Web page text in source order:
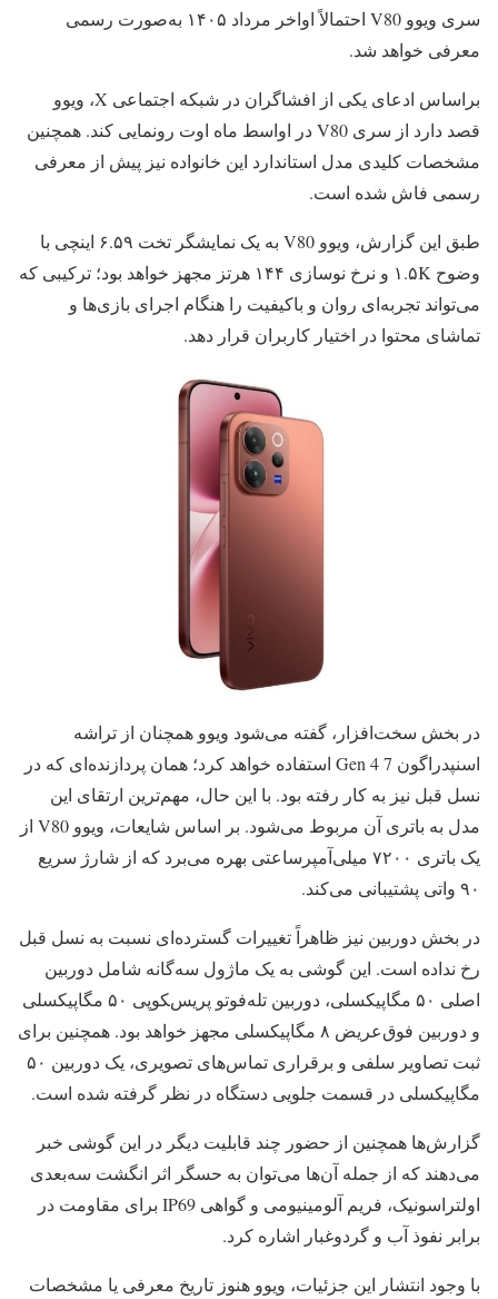
سری ویوو V80 احتمالاً اواخر مرداد ۱۴۰۵ به‌صورت رسمی
معرفی خواهد شد.
براساس ادعای یکی از افشاگران در شبکه اجتماعی X، ویوو
قصد دارد از سری V80 در اواسط ماه اوت رونمایی کند. همچنین
مشخصات کلیدی مدل استاندارد این خانواده نیز پیش از معرفی
رسمی فاش شده است.
طبق این گزارش، ویوو V80 به یک نمایشگر تخت ۶.۵۹ اینچی با
وضوح ۱.۵K و نرخ نوسازی ۱۴۴ هرتز مجهز خواهد بود؛ ترکیبی که
می‌تواند تجربه‌ای روان و باکیفیت را هنگام اجرای بازی‌ها و
تماشای محتوا در اختیار کاربران قرار دهد.
در بخش سخت‌افزار، گفته می‌شود ویوو همچنان از تراشه
اسنپدراگون 7 Gen 4 استفاده خواهد کرد؛ همان پردازنده‌ای که در
نسل قبل نیز به کار رفته بود. با این حال، مهم‌ترین ارتقای این
مدل به باتری آن مربوط می‌شود. بر اساس شایعات، ویوو V80 از
یک باتری ۷۲۰۰ میلی‌آمپرساعتی بهره می‌برد که از شارژ سریع
۹۰ واتی پشتیبانی می‌کند.
در بخش دوربین نیز ظاهراً تغییرات گسترده‌ای نسبت به نسل قبل
رخ نداده است. این گوشی به یک ماژول سه‌گانه شامل دوربین
اصلی ۵۰ مگاپیکسلی، دوربین تله‌فوتو پریسکوپی ۵۰ مگاپیکسلی
و دوربین فوق‌عریض ۸ مگاپیکسلی مجهز خواهد بود. همچنین برای
ثبت تصاویر سلفی و برقراری تماس‌های تصویری، یک دوربین ۵۰
مگاپیکسلی در قسمت جلویی دستگاه در نظر گرفته شده است.
گزارش‌ها همچنین از حضور چند قابلیت دیگر در این گوشی خبر
می‌دهند که از جمله آن‌ها می‌توان به حسگر اثر انگشت سه‌بعدی
اولتراسونیک، فریم آلومینیومی و گواهی IP69 برای مقاومت در
برابر نفوذ آب و گردوغبار اشاره کرد.
با وجود انتشار این جزئیات، ویوو هنوز تاریخ معرفی یا مشخصات